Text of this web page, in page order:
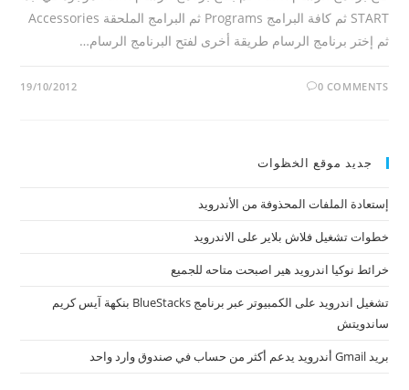
START ثم كافة البرامج Programs ثم البرامج الملحقة Accessories
ثم إختر برنامج الرسام طريقة أخرى لفتح البرنامج الرسام…
0 COMMENTS
19/10/2012
جديد موقع الخظوات
إستعادة الملفات المحذوفة من الأندرويد
خطوات تشغيل فلاش بلاير على الاندرويد
خرائط نوكيا اندرويد هير اصبحت متاحه للجميع
تشغيل اندرويد على الكمبيوتر عبر برنامج BlueStacks بنكهة آيس كريم
ساندويتش
بريد Gmail أندرويد يدعم أكثر من حساب في صندوق وارد واحد